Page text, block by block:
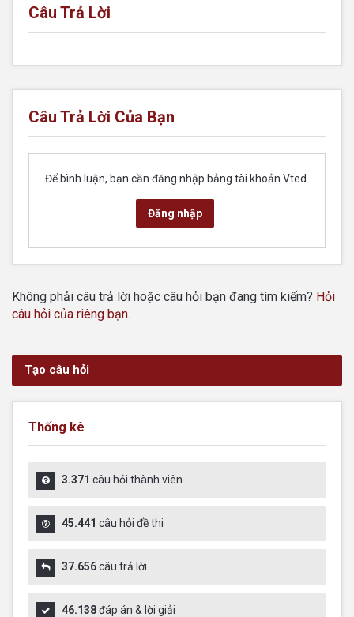
Câu Trả Lời
Câu Trả Lời Của Bạn
Để bình luận, bạn cần đăng nhập bằng tài khoản Vted.
Đăng nhập
Không phải câu trả lời hoặc câu hỏi bạn đang tìm kiếm? Hỏi
câu hỏi của riêng bạn.
Tạo câu hỏi
Thống kê
3.371 câu hỏi thành viên
45.441 câu hỏi đề thi
37.656câu trả lời
46.138đáp án & lời giải